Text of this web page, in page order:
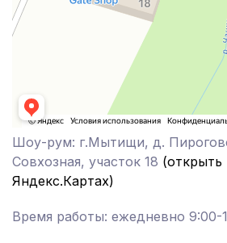
Шоу-рум: г.Мытищи, д.
Совхозная, участок 18 (открыть
Яндекс.Картах)
Время работы: ежедневно 9:00-